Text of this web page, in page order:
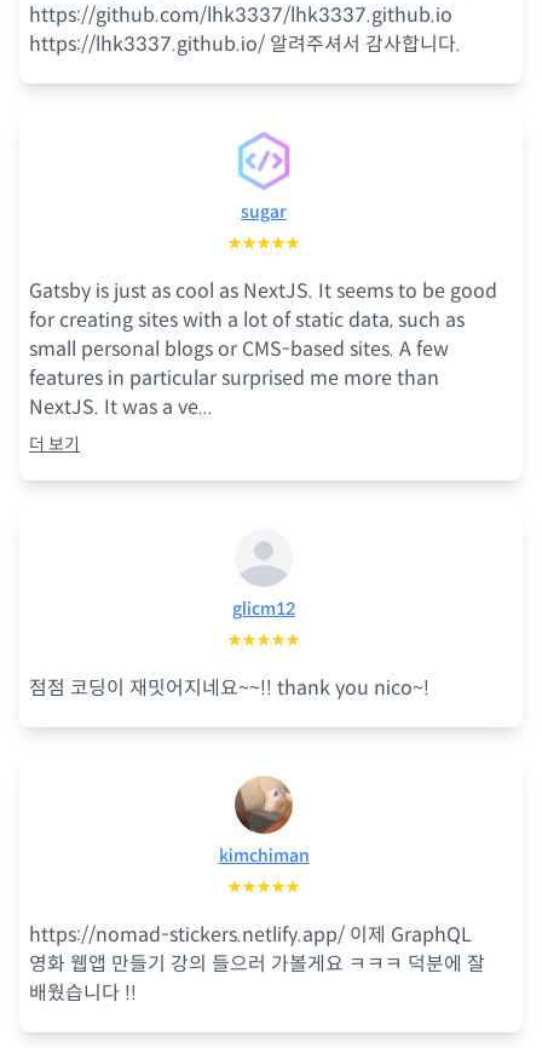
https://github.com/lhk3337/lhk3337.github.io
https://lhk3337.github.io/ 알려주셔서 감사합니다.
sugar
★★★★★
Gatsby is just as cool as NextJS. It seems to be good
for creating sites with a lot of static data, such as
small personal blogs or CMS-based sites. A few
features in particular surprised me more than
NextJS. It was a ve...
더 보기
glicm12
★★★★★
점점 코딩이 재밋어지네요~~!! thank you nico~!
kimchiman
★★★★★
https://nomad-stickers.netlify.app/ 이제 GraphQL
영화 웹앱 만들기 강의 들으러 가볼게요 ㅋㅋㅋ 덕분에 잘
배웠습니다 !!